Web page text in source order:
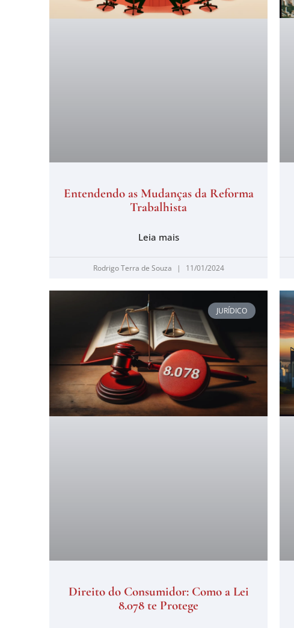
Entendendo as Mudanças da Reforma
Trabalhista
Leia mais
Rodrigo Terra de Souza 11/01/2024
JURÍDICO
Direito do Consumidor: Como a Lei
8.078 te Protege